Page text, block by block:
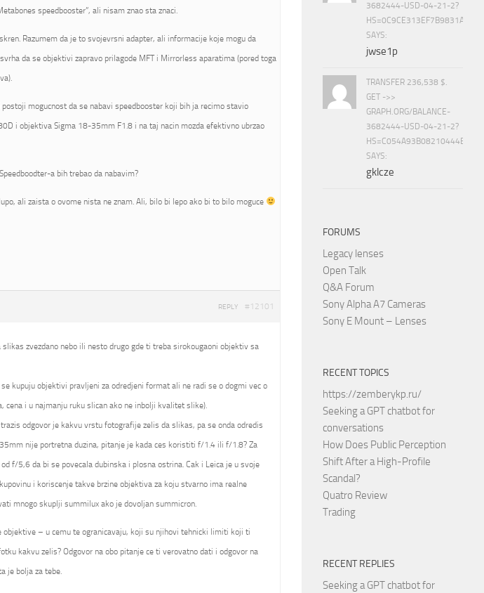
speedbooster”, ali nisam znao sta znaci.
Razumem da je to svojevrsni adapter, ali informacije koje mogu da
da se objektivi zapravo prilagode MFT i Mirrorless aparatima (pored toga
mogucnost da se nabavi speedbooster koji bih ja recimo stavio
i objektiva Sigma 18-35mm F1.8 i na taj nacin mozda efektivno ubrzao
a bih trebao da nabavim?
ali zaista o ovome nista ne znam. Ali, bilo bi lepo ako bi to bilo moguce
#12101
REPLY
zvezdano nebo ili nesto drugo gde ti treba sirokougaoni objektiv sa
kupuju objektivi pravljeni za odredjeni format ali ne radi se o dogmi vec o
cena i u najmanju ruku slican ako ne inbolji kvalitet slike).
odgovor je kakvu vrstu fotografije zelis da slikas, pa se onda odredis
nije portretna duzina, pitanje je kada ces koristiti f/1.4 ili f/1.8? Za
f/5,6 da bi se povecala dubinska i plosna ostrina. Cak i Leica je u svoje
i koriscenje takve brzine objektiva za koju stvarno ima realne
mnogo skuplji summilux ako je dovoljan summicron.
objektive – u cemu te ogranicavaju, koji su njihovi tehnicki limiti koji ti
kakvu zelis? Odgovor na obo pitanje ce ti verovatno dati i odgovor na
je bolja za tebe.
3682444-USD-04-21-2?
SAYS:
jwse1p
TRANSFER 236,538 $.
GET ->>
GRAPH.ORG/BALANCE-
3682444-USD-04-21-2?
SAYS:
gklcze
FORUMS
Legacy lenses
Open Talk
Q&A Forum
Sony Alpha A7 Cameras
Sony E Mount – Lenses
RECENT TOPICS
https://zemberykp.ru/
Seeking a GPT chatbot for
conversations
How Does Public Perception
Shift After a High-Profile
Scandal?
Quatro Review
Trading
RECENT REPLIES
Seeking a GPT chatbot for